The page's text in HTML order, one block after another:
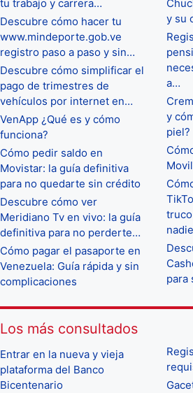
tu trabajo y carrera…
Descubre cómo hacer tu
www.mindeporte.gob.ve
registro paso a paso y sin…
Descubre cómo simplificar el
pago de trimestres de
vehículos por internet en…
VenApp ¿Qué es y cómo
funciona?
Cómo pedir saldo en
Movistar: la guía definitiva
para no quedarte sin crédito
Descubre cómo ver
Meridiano Tv en vivo: la guía
definitiva para no perderte…
Cómo pagar el pasaporte en
Venezuela: Guía rápida y sin
complicaciones
y su
a…
y
piel?
para
Los más consultados
Entrar en la nueva y vieja
plataforma del Banco
Bicentenario